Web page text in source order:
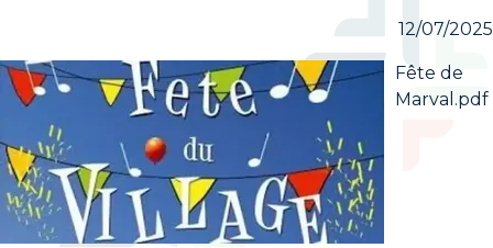
12/07/2025
Fête de
Marval.pdf